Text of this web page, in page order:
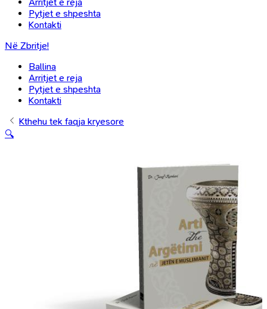
Pytjet e shpeshta
Kontakti
Në Zbritje!
Ballina
Arritjet e reja
Pytjet e shpeshta
Kontakti
Kthehu tek faqja kryesore
🔍